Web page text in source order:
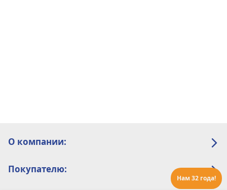
Нам 32 года!
О компании:
Покупателю: